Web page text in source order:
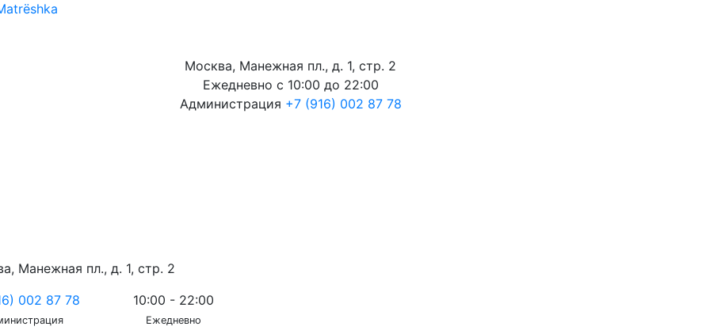
Москва, Манежная пл., д. 1, стр. 2
Ежедневно с 10:00 до 22:00
Администрация +7 (916) 002 87 78
Манежная пл., д. 1, стр. 2
002 87 78
10:00 - 22:00
Ежедневно